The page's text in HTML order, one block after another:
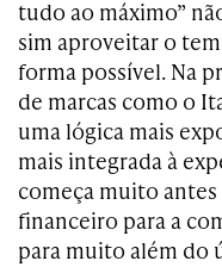
tudo ao máximo”
sim aproveitar o
forma possível. Na
de marcas como o
uma lógica mais
mais integrada à
começa muito
financeiro para a
para muito além do